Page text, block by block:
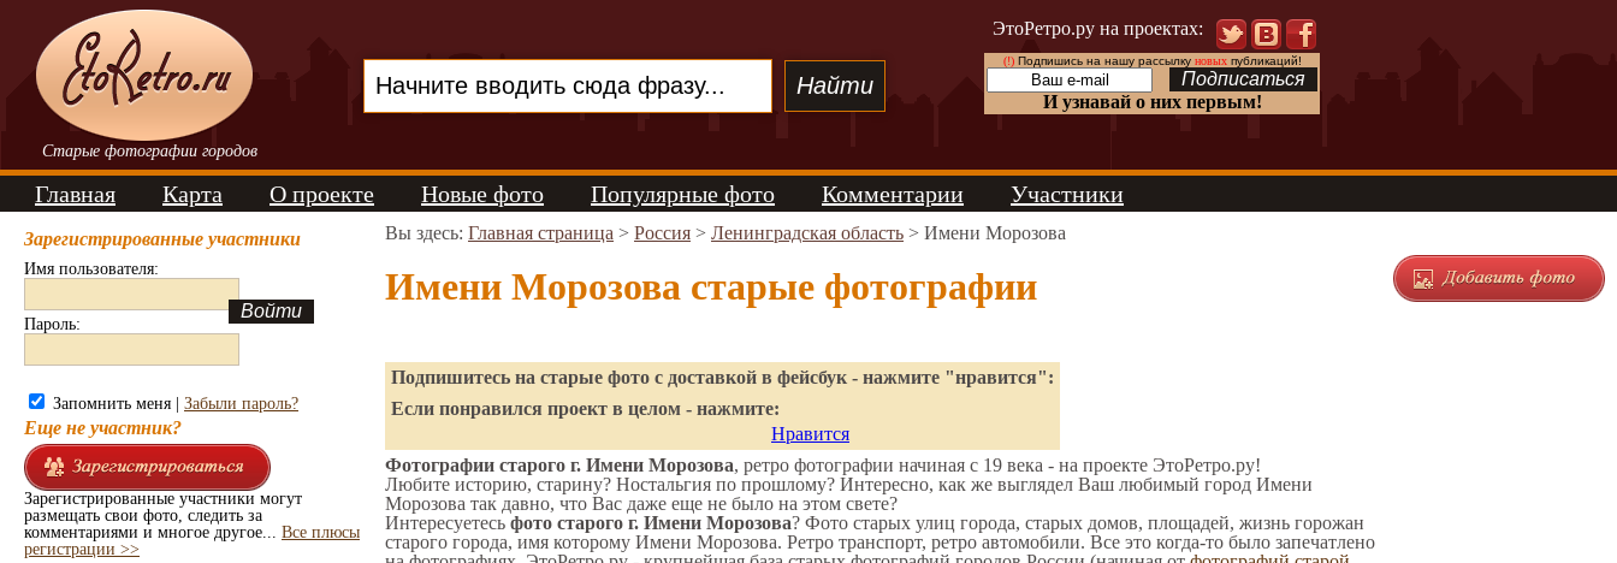
Старые фотографии городов
ЭтоРетро.ру на проектах:
(!)Подпишись на нашу рассылку новыхпубликаций!
И узнавай о них первым!
Главная Карта О проекте Новые фото Популярные фото Комментарии Участники
Зарегистрированные участники
Имя пользователя:
Пароль:
Запомнить меня | Забыли пароль?
Еще не участник?
Зарегистрированные участники могут
размещать свои фото, следить за
комментариями и многое другое... Все плюсы
регистрации >>
Вы здесь: Главная страница > Россия > Ленинградская область > Имени Морозова
Имени Морозова старые фотографии
Подпишитесь на старые фото с доставкой в фейсбук - нажмите "нравится":
Если понравился проект в целом - нажмите:
Нравится
Фотографии старого г. Имени Морозова, ретро фотографии начиная с 19 века - на проекте ЭтоРетро.ру!
Любите историю, старину? Ностальгия по прошлому? Интересно, как же выглядел Ваш любимый город Имени
Морозова так давно, что Вас даже еще не было на этом свете?
Интересуетесь фото старого г. Имени Морозова? Фото старых улиц города, старых домов, площадей, жизнь горожан
старого города, имя которому Имени Морозова. Ретро транспорт, ретро автомобили. Все это когда-то было запечатлено